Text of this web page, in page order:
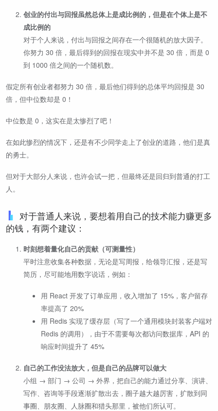
创业的付出与回报虽然总体上是成比例的，但是在个体上是不
成比例的
对于个人来说，付出与回报之间存在一个很随机的放大因子。
你努力 30 倍，最后得到的回报在现实中并不是 30 倍，而是 0
到 1000 倍之间的一个随机数。
假定所有创业者都努力 30 倍，最后他们得到的总体平均回报是 30
倍，但中位数却是 0！
中位数是 0，这实在是太惨烈了吧！
在如此惨烈的情况下，还是有不少同学走上了创业的道路，他们是真
的勇士。
但对于大部分人来说，也许会试一把，但最终还是回归到普通的打工
人。
对于普通人来说，要想着用自己的技术能力赚更多
的钱，有两个建议：
时刻想着量化自己的贡献（可测量性）
平时注意收集各种数据，无论是写周报，给领导汇报，还是写
简历，尽可能地用数字说话，例如：
用 React 开发了订单应用，收入增加了 15%，客户留存
率提高了 20%
用 Redis 实现了缓存层（写了一个通用模块封装客户端对
Redis 的调用），由于不需要每次都访问数据库，API 的
响应时间提升了 45%
自己的工作没法放大，但是自己的品牌可以做大
小组 → 部门 → 公司 → 外界，把自己的能力通过分享、演讲、
写作、咨询等手段逐渐扩散出去，圈子越大越厉害，扩散到同
事圈、朋友圈、人脉圈和猎头那里，被他们所认可。